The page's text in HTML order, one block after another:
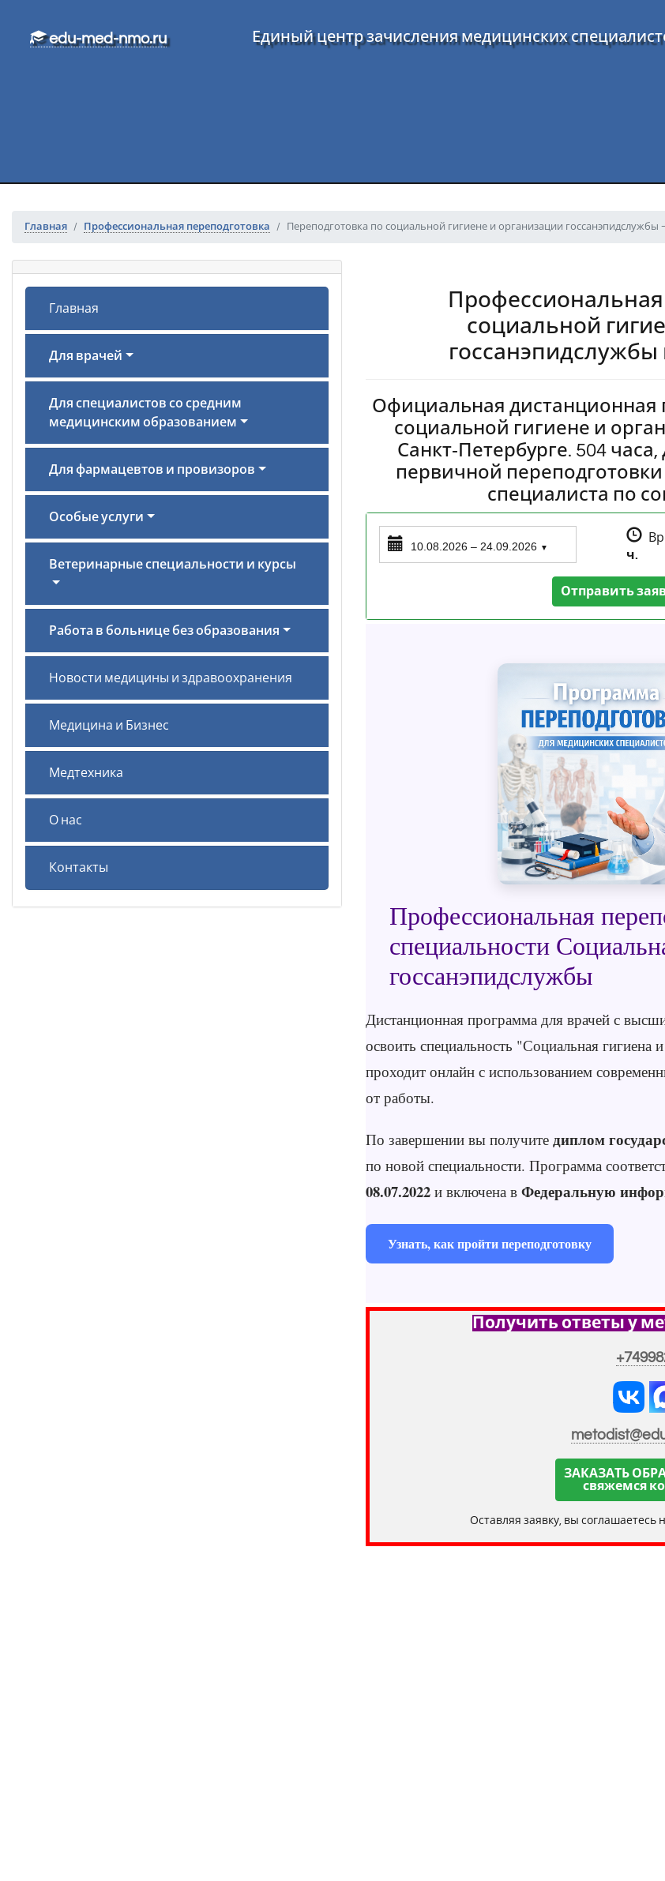
edu-med-nmo.ru Единый центр зачисления медицинских
Главная Профессиональная переподготовка Переподготовка по социальной гигиене и организации
Главная
Для врачей
Для специалистов со средним
медицинским образованием
Для фармацевтов и провизоров
Особые услуги
Ветеринарные специальности и курсы
Работа в больнице без образования
Новости медицины и здравоохранения
Медицина и Бизнес
Медтехника
О нас
Контакты
социальной
госсанэпидслужбы
Официальная дистанционная
социальной гигиене и
Санкт‑Петербурге. 504
первичной
специалиста по
10.08.2026 – 24.09.2026 ▼
ч.
Отправить
Профессиональная
специальности
госсанэпидслужбы
Дистанционная программа для врачей с
освоить специальность "Социальная
проходит онлайн с использованием
от работы.
По завершении вы получите диплом
по новой специальности. Программа
08.07.2022 и включена в Федеральную
Узнать, как пройти переподготовку
Получить ответы у
ЗАКАЗАТЬ
свяжемся
Оставляя заявку, вы соглашаетесь